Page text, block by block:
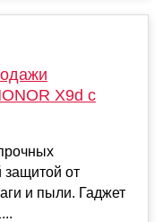
X9d с
от
и пыли. Гаджет